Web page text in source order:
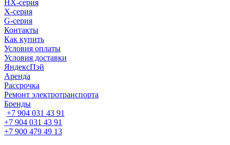
HX-серия
X-серия
G-серия
Контакты
Как купить
Условия оплаты
Условия доставки
ЯндексПэй
Аренда
Рассрочка
Ремонт электротранспорта
Бренды
+7 904 031 43 91
+7 904 031 43 91
+7 900 479 49 13